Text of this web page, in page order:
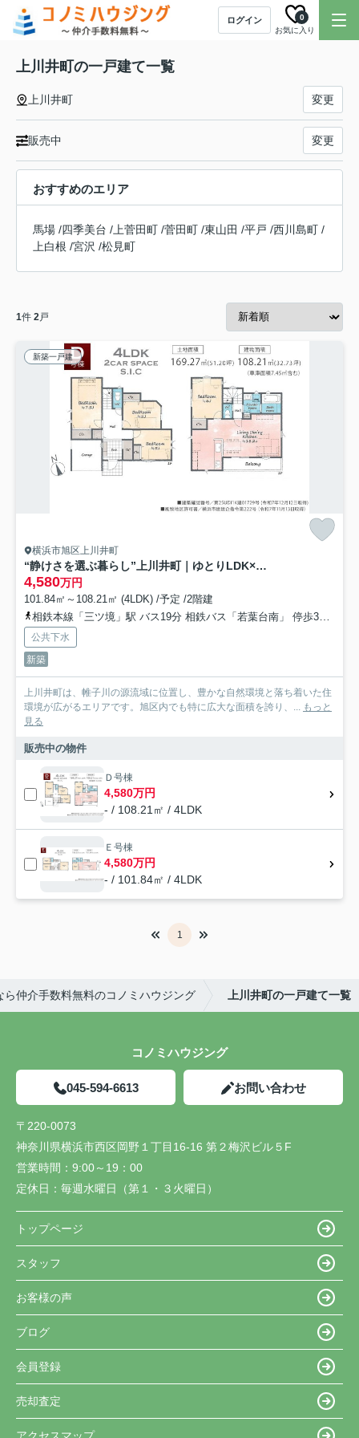
ログイン
お気に入り
0
上川井町の一戸建て一覧
上川井町 変更
販売中 変更
おすすめのエリア
馬場 /四季美台 / 上菅田町 /菅田町 /東山田 /平戸 /西川島町 /
上白根 /宮沢 /松見町
1件 2戸
新築一戸建
横浜市旭区上川井町
“静けさを選ぶ暮らし”上川井町｜ゆとりLDK×床暖房｜カースペース2台の全5棟分譲住宅★仲介手数料無料★
4,580万円
101.84㎡～108.21㎡ (4LDK) /予定 /2階建
相鉄本線「三ツ境」駅 バス19分 相鉄バス「若葉台南」 停歩3分
公共下水
新築
上川井町は、帷子川の源流域に位置し、豊かな自然環境と落ち着いた住
環境が広がるエリアです。旭区内でも特に広大な面積を誇り、... もっと
見る
販売中の物件
Ｄ号棟
4,580万円
- / 108.21㎡ / 4LDK
Ｅ号棟
4,580万円
- / 101.84㎡ / 4LDK
1
仲介手数料無料のコノミハウジング 上川井町の一戸建て一覧
コノミハウジング
045-594-6613 お問い合わせ
〒220-0073
神奈川県横浜市西区岡野１丁目16-16 第２梅沢ビル５F
営業時間： 9:00～19：00
定休日： 毎週水曜日（第１・３火曜日）
トップページ
スタッフ
お客様の声
ブログ
会員登録
売却査定
アクセスマップ